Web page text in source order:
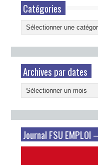
Catégories
Catégories
Archives par dates
Archives
par
dates
Journal FSU EMPLOI